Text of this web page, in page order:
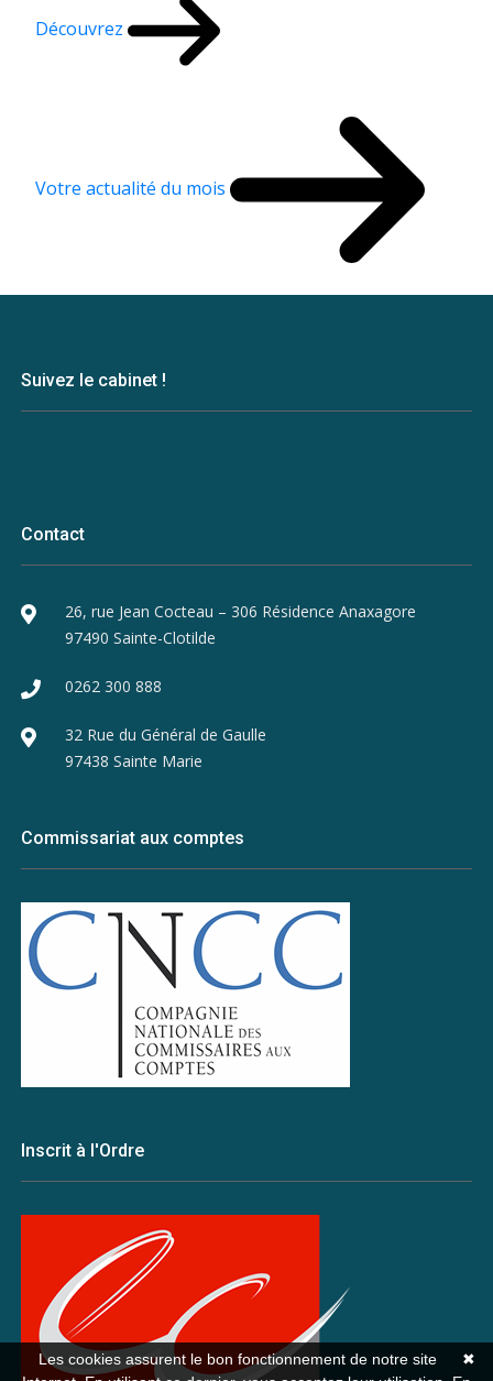
Découvrez
Votre actualité du mois
Suivez le cabinet !
Contact
26, rue Jean Cocteau – 306 Résidence Anaxagore
97490 Sainte-Clotilde
0262 300 888
32 Rue du Général de Gaulle
97438 Sainte Marie
Commissariat aux comptes
Inscrit à l'Ordre
✖
Les cookies assurent le bon fonctionnement de notre site